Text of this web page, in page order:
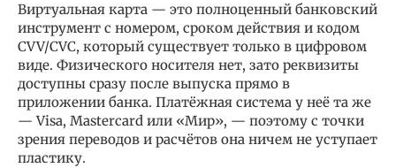
Виртуальная карта — это полноценный банковский
инструмент с номером, сроком действия и кодом
CVV/CVC, который существует только в цифровом
виде. Физического носителя нет, зато реквизиты
доступны сразу после выпуска прямо в
приложении банка. Платёжная система у неё та же
— Visa, Mastercard или «Мир», — поэтому с точки
зрения переводов и расчётов она ничем не уступает
пластику.